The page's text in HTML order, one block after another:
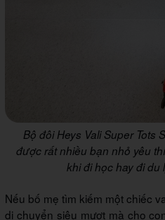
Bộ đôi Heys Vali Super Tots
được rất nhiều bạn nhỏ yêu
khi đi học hay đi du
Nếu bố mẹ tìm kiếm một chiếc
di chuyển siêu mượt mà cho